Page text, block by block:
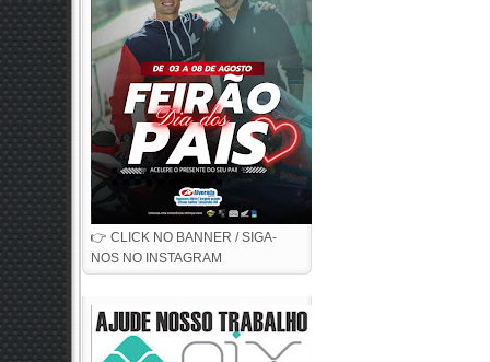
👉 CLICK NO BANNER / SIGA-
NOS NO INSTAGRAM